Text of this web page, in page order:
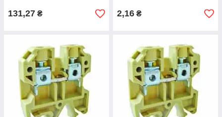
131,27 ₴ 2,16 ₴